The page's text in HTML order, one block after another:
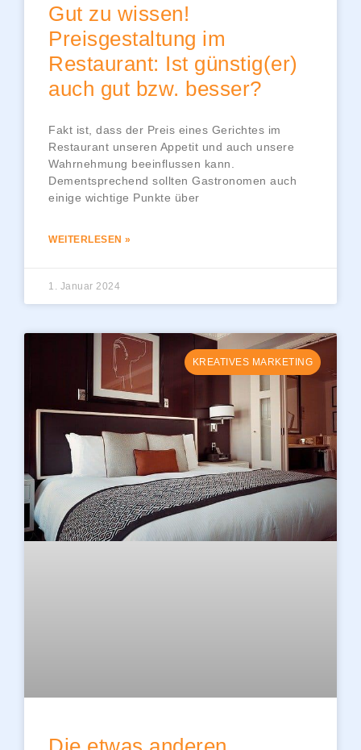
Gut zu wissen!
Preisgestaltung im
Restaurant: Ist günstig(er)
auch gut bzw. besser?
Fakt ist, dass der Preis eines Gerichtes im
Restaurant unseren Appetit und auch unsere
Wahrnehmung beeinflussen kann.
Dementsprechend sollten Gastronomen auch
einige wichtige Punkte über
WEITERLESEN »
1. Januar 2024
KREATIVES MARKETING